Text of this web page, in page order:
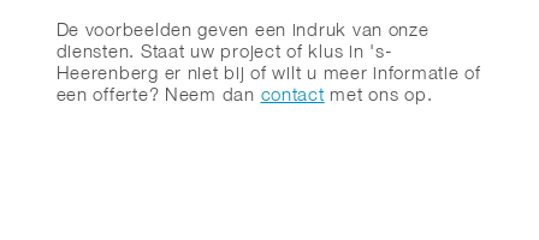
De voorbeelden geven een indruk van onze
diensten. Staat uw project of klus in 's-
Heerenberg er niet bij of wilt u meer informatie of
een offerte? Neem dan contact met ons op.